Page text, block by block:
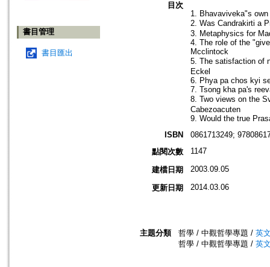
書目管理
書目匯出
目次
1. Bhavaviveka"s
2. Was Candrakirti a
3. Metaphysics for
4. The role of the
Mcclintock
5. The satisfaction of
Eckel
6. Phya pa chos kyi
7. Tsong kha pa's
8. Two views on the
Cabezoacuten
9. Would the true
ISBN
0861713249;
點閱次數
1147
建檔日期 2003.09.05
更新日期 2014.03.06
主題分類 哲學 / 中觀哲學專題 / 英
哲學 / 中觀哲學專題 / 英